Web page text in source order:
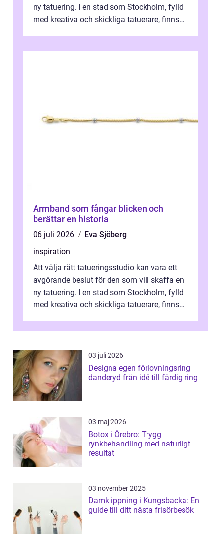
ny tatuering. I en stad som Stockholm, fylld
med kreativa och skickliga tatuerare, finns
Armband som fångar blicken och
berättar en historia
06 juli 2026
Eva Sjöberg
inspiration
Att välja rätt tatueringsstudio kan vara ett
avgörande beslut för den som vill skaffa en
ny tatuering. I en stad som Stockholm, fylld
med kreativa och skickliga tatuerare, finns
03 juli 2026
Designa egen förlovningsring
danderyd från idé till färdig ring
03 maj 2026
Botox i Örebro: Trygg
rynkbehandling med naturligt
resultat
03 november 2025
Damklippning i Kungsbacka: En
guide till ditt nästa frisörbesök